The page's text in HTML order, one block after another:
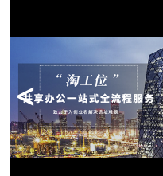
<